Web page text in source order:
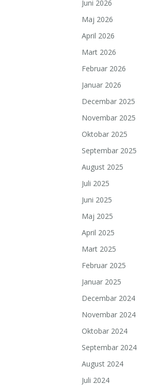
Juni 2026
Maj 2026
April 2026
Mart 2026
Februar 2026
Januar 2026
Decembar 2025
Novembar 2025
Oktobar 2025
Septembar 2025
August 2025
Juli 2025
Juni 2025
Maj 2025
April 2025
Mart 2025
Februar 2025
Januar 2025
Decembar 2024
Novembar 2024
Oktobar 2024
Septembar 2024
August 2024
Juli 2024